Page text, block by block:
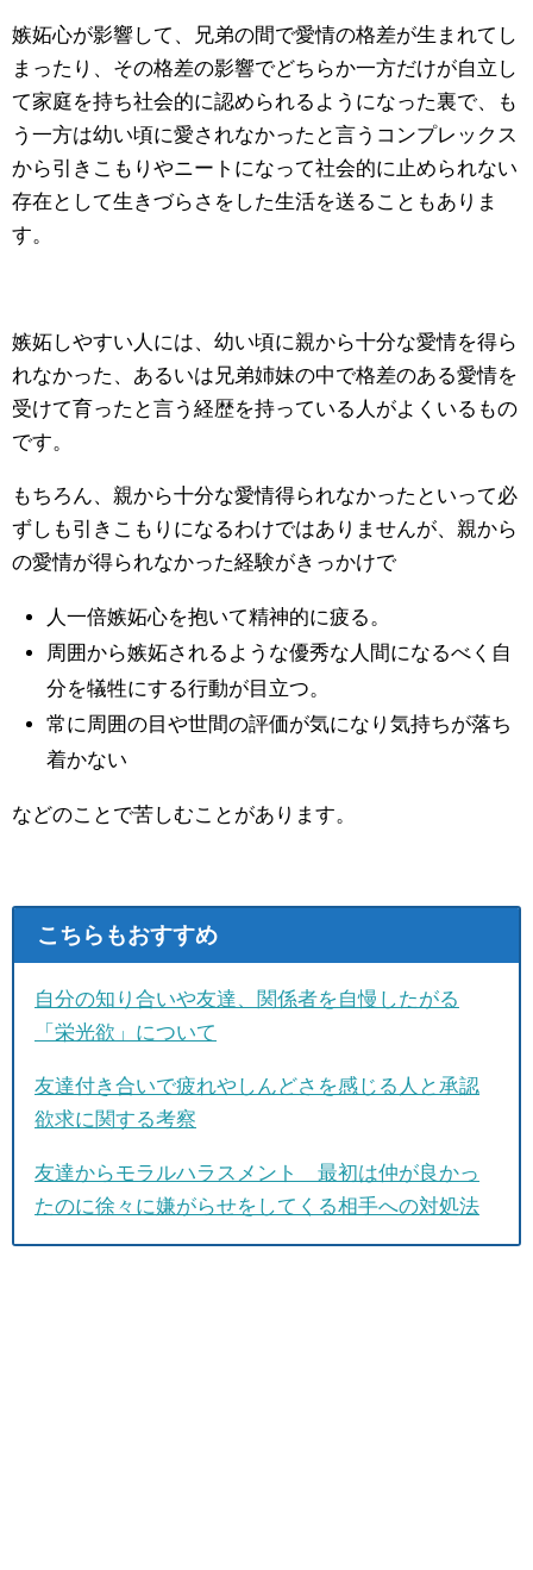
嫉妬心が影響して、兄弟の間で愛情の格差が生まれてし
まったり、その格差の影響でどちらか一方だけが自立し
て家庭を持ち社会的に認められるようになった裏で、も
う一方は幼い頃に愛されなかったと言うコンプレックス
から引きこもりやニートになって社会的に止められない
存在として生きづらさをした生活を送ることもありま
す。
嫉妬しやすい人には、幼い頃に親から十分な愛情を得ら
れなかった、あるいは兄弟姉妹の中で格差のある愛情を
受けて育ったと言う経歴を持っている人がよくいるもの
です。
もちろん、親から十分な愛情得られなかったといって必
ずしも引きこもりになるわけではありませんが、親から
の愛情が得られなかった経験がきっかけで
人一倍嫉妬心を抱いて精神的に疲る。
周囲から嫉妬されるような優秀な人間になるべく自
分を犠牲にする行動が目立つ。
常に周囲の目や世間の評価が気になり気持ちが落ち
着かない
などのことで苦しむことがあります。
こちらもおすすめ
自分の知り合いや友達、関係者を自慢したがる
「栄光欲」について
友達付き合いで疲れやしんどさを感じる人と承認
欲求に関する考察
友達からモラルハラスメント 最初は仲が良かっ
たのに徐々に嫌がらせをしてくる相手への対処法